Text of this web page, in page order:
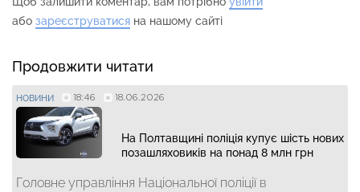
або зареєструватися на нашому сайті
Продовжити читати
НОВИНИ 18:46 18.06.2026
На Полтавщині поліція купує шість нових
позашляховиків на понад 8 млн грн
Головне управління Національної поліції в